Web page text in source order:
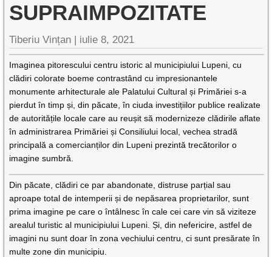
SUPRAIMPOZITATE
Tiberiu Vințan | iulie 8, 2021
Imaginea pitorescului centru istoric al municipiului Lupeni, cu
clădiri colorate boeme contrastând cu impresionantele
monumente arhitecturale ale Palatului Cultural și Primăriei s-a
pierdut în timp și, din păcate, în ciuda investițiilor publice realizate
de autoritățile locale care au reușit să modernizeze clădirile aflate
în administrarea Primăriei și Consiliului local, vechea stradă
principală a comercianților din Lupeni prezintă trecătorilor o
imagine sumbră.
Din păcate, clădiri ce par abandonate, distruse parțial sau
aproape total de intemperii și de nepăsarea proprietarilor, sunt
prima imagine pe care o întâlnesc în cale cei care vin să viziteze
arealul turistic al municipiului Lupeni. Și, din nefericire, astfel de
imagini nu sunt doar în zona vechiului centru, ci sunt presărate în
multe zone din municipiu.